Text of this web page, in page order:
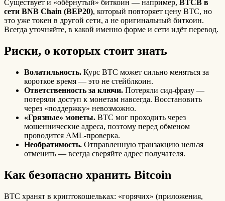
Существует и «обёрнутый» биткоин — например, BTCB в
сети BNB Chain (BEP20), который повторяет цену BTC, но
это уже токен в другой сети, а не оригинальный биткоин.
Всегда уточняйте, в какой именно форме и сети идёт перевод.
Риски, о которых стоит знать
Волатильность. Курс BTC может сильно меняться за
короткое время — это не стейблкоин.
Ответственность за ключи. Потеряли сид-фразу —
потеряли доступ к монетам навсегда. Восстановить
через «поддержку» невозможно.
«Грязные» монеты. BTC мог проходить через
мошеннические адреса, поэтому перед обменом
проводится AML-проверка.
Необратимость. Отправленную транзакцию нельзя
отменить — всегда сверяйте адрес получателя.
Как безопасно хранить Bitcoin
BTC хранят в криптокошельках: «горячих» (приложения,